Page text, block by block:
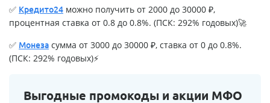
✅ Кредито24 можно получить от 2000 до 30000 ₽,
процентная ставка от 0.8 до 0.8%. (ПСК: 292% годовых)🚀
✅ Монеза сумма от 3000 до 30000 ₽, ставка от 0 до 0.8%.
(ПСК: 292% годовых)⚡
Выгодные промокоды и акции МФО